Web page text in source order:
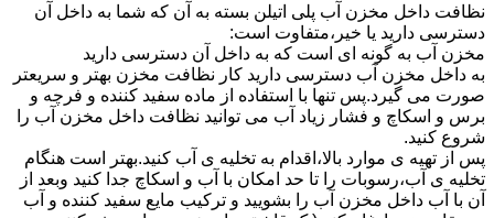
نظافت داخل مخزن آب پلی اتیلن بسته به آن که شما به داخل آن
دسترسی دارید یا خیر،متفاوت است:
مخزن آب به گونه ای است که به داخل آن دسترسی دارید
به داخل مخزن آب دسترسی دارید کار نظافت مخزن بهتر و سریعتر
صورت می گیرد.پس تنها با استفاده از ماده سفید کننده و فرچه و
برس و اسکاچ و فشار زیاد آب می توانید نظافت داخل مخزن آب را
شروع کنید.
پس از تهیه ی موارد بالا،اقدام به تخلیه ی آب کنید.بهتر است هنگام
تخلیه ی آب،رسوبات را تا حد امکان با آب و اسکاچ جدا کنید وبعد از
آن با آب داخل مخزن آب را بشویید و ترکیب مایع سفید کننده و آب